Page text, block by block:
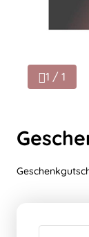
1 / 1